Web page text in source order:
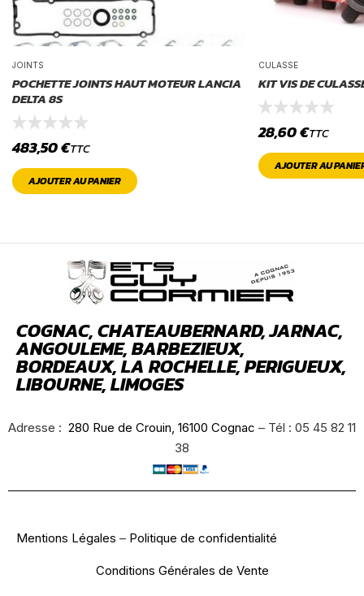
JOINTS
POCHETTE JOINTS HAUT MOTEUR LANCIA
DELTA 8S
483,50€TTC
AJOUTER AU PANIER
CULASSE
KIT VIS DE
28,60€TTC
AJOUTER AU
COGNAC, CHATEAUBERNARD, JARNAC,
ANGOULEME, BARBEZIEUX,
BORDEAUX, LA ROCHELLE, PERIGUEUX,
LIBOURNE, LIMOGES
Adresse : 280 Rue de Crouin, 16100 Cognac – Tél : 05 45 82 11
38
Mentions Légales – Politique de confidentialité
Conditions Générales de Vente